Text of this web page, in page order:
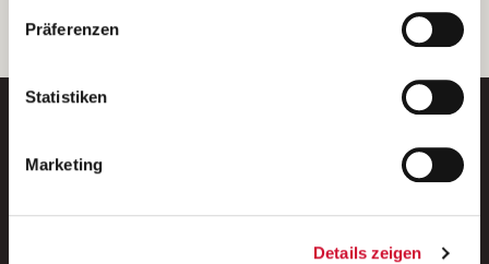
Ihre Einwilligung selbstverständlich jederzeit widerrufen,
indem Sie die Cookie-Einstellungen aufrufen und diese
unserer
Präferenzen
Statistiken
Marketing
Details zeigen